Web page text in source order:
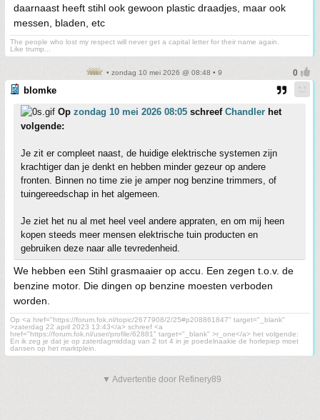
daarnaast heeft stihl ook gewoon plastic draadjes, maar ook
messen, bladen, etc
The people who lost my respect will never get a capital letter for their name again.
Like trump...
• zondag 10 mei 2026 @ 08:48 • 9
blomke
Op zondag 10 mei 2026 08:05 schreef Chandler het
volgende:
Je zit er compleet naast, de huidige elektrische systemen zijn
krachtiger dan je denkt en hebben minder gezeur op andere
fronten. Binnen no time zie je amper nog benzine trimmers, of
tuingereedschap in het algemeen.
Je ziet het nu al met heel veel andere appraten, en om mij heen
kopen steeds meer mensen elektrische tuin producten en
gebruiken deze naar alle tevredenheid.
We hebben een Stihl grasmaaier op accu. Een zegen t.o.v. de
benzine motor. Die dingen op benzine moesten verboden
worden.
Op <a href="https://forum.fok.nl/topic/2677908/2/25#p208861847" target="_blank"
>zaterdag 22 april 2023 13:43</a> schreef <a
href="https://forum.fok.nl/user/profile/62881" target="_blank" >r_one</a> het volgende:
En ik zeg je dat je op zaterdagmiddag van 2 tot 4 in je poedelnaakie de horlepiep moet
dansen op het marktplein.
▼ Advertentie door Refinery89